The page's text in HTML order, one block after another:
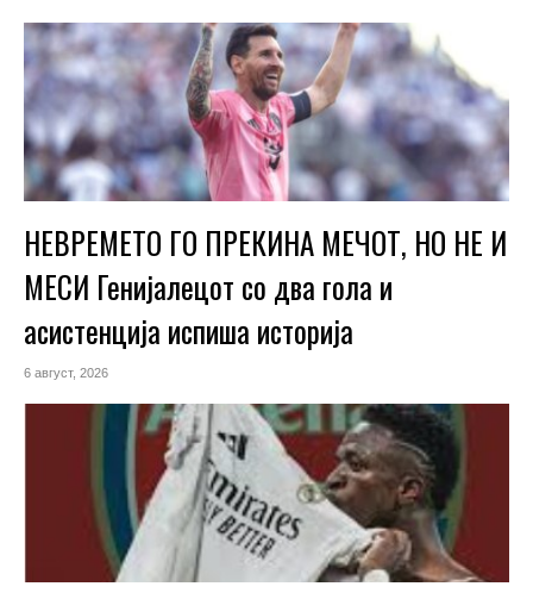
НЕВРЕМЕТО ГО ПРЕКИНА МЕЧОТ, НО НЕ И
МЕСИ Генијалецот со два гола и
асистенција испиша историја
6 август, 2026